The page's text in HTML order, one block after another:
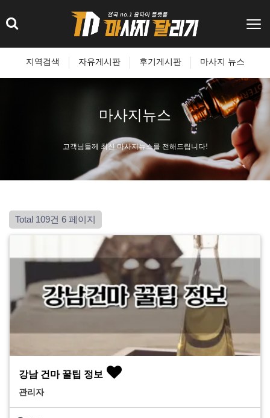
지역검색 자유게시판 후기게시판 마사지 뉴스
마사지뉴스
고객님들께 최신 마사지뉴스를 전해드립니다!
Total 109건 6 페이지
강남 건마 꿀팁 정보
관리자